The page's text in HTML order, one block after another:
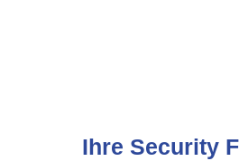
Ihre Security